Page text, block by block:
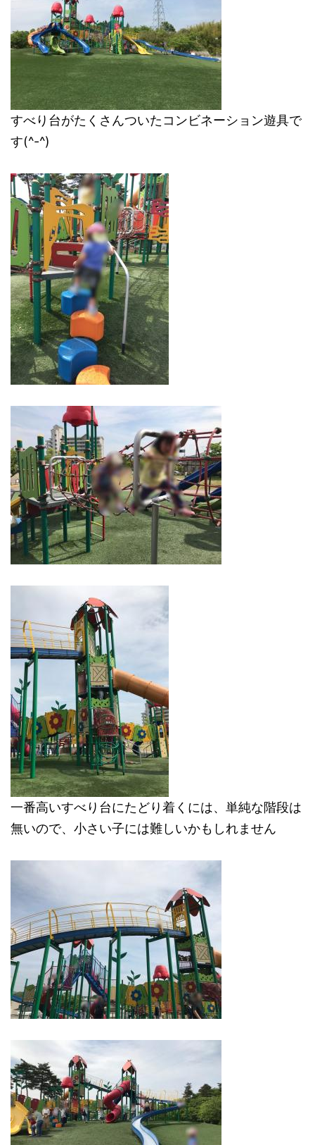
すべり台がたくさんついたコンビネーション遊具で
す(^-^)
一番高いすべり台にたどり着くには、単純な階段は
無いので、小さい子には難しいかもしれません